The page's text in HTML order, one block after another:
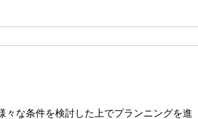
な条件を検討した上でプランニングを進